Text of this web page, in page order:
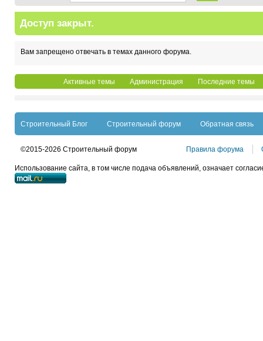
Доступ закрыт.
Вам запрещено отвечать в темах данного форума.
Активные темы Администрация Последние темы
Строительный Блог Строительный форум Обратная связь
©2015-2026 Строительный форум Правила форума
Использование сайта, в том числе подача объявлений, означает